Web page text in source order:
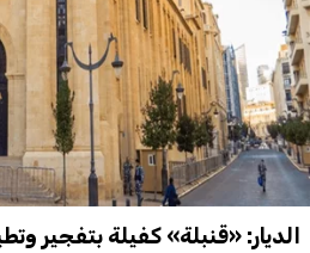
الديار: «قنبلة» كفيلة بتفجير